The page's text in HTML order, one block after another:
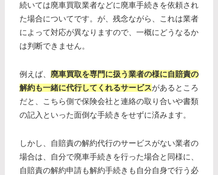
続いては廃車買取業者などに廃車手続きを依頼され
た場合についてです。が、残念ながら、これは業者
によって対応が異なりますので、一概にどうなるか
は判断できません。
例えば、 廃車買取を専門に扱う業者の様に自賠責の
解約も一緒に代行してくれるサービスがあるところ
だと、こちら側で保険会社と連絡の取り合いや書類
の記入といった面倒な手続きをせずに済みます。
しかし、自賠責の解約代行のサービスがない業者の
場合は、自分で廃車手続きを行った場合と同様に、
自賠責の解約申請も解約手続きも自分自身で行う必